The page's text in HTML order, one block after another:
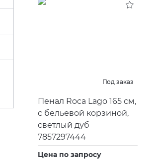
Под заказ
Пенал Roca Lago 165 см,
с бельевой корзиной,
светлый дуб
7857297444
Цена по запросу